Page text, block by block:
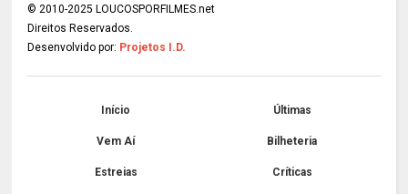
© 2010-2025 LOUCOSPORFILMES.net
Direitos Reservados.
Desenvolvido por: Projetos I.D.
Início Últimas
Vem Aí Bilheteria
Estreias Críticas